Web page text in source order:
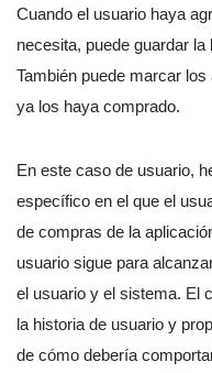
Cuando el usuario haya
necesita, puede guardar
También puede marcar
ya los haya comprado.
En este caso de usuario,
específico en el que el
de compras de la
usuario sigue para
el usuario y el sistema. El
la historia de usuario y
de cómo debería